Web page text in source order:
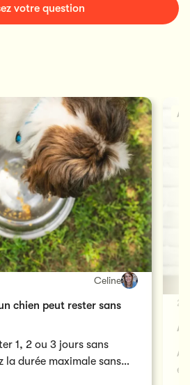
votre question
Celine
chien peut rester sans
1, 2 ou 3 jours sans
la durée maximale sans